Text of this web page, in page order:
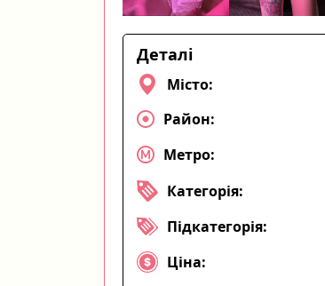
Деталі
Місто:
Район:
Метро:
Категорія:
Підкатегорія:
Ціна: